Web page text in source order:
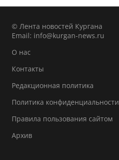
© Лента новостей Кургана
Email: info@kurgan-news.ru
О нас
Контакты
Редакционная политика
Политика конфиденциальности
Правила пользования сайтом
Архив